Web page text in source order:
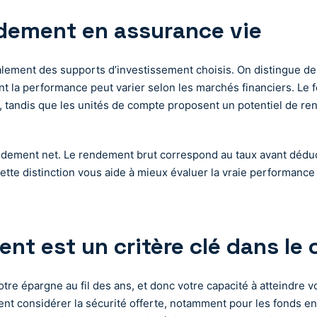
en assurance vie
des supports d’investissement choisis. On distingue
la performance peut varier selon les marchés financiers.
que les unités de compte proposent un potentiel de
net. Le rendement brut correspond au taux avant
distinction vous aide à mieux évaluer la vraie
est un critère clé dans le
épargne au fil des ans, et donc votre capacité à atteindre
considérer la sécurité offerte, notamment pour les fonds